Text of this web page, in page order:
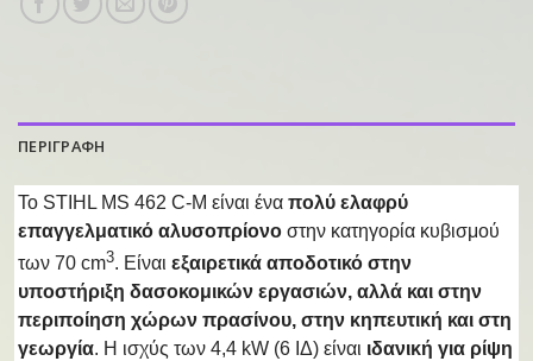
ΠΕΡΙΓΡΑΦΗ
Το STIHL MS 462 C-M είναι ένα πολύ ελαφρύ
επαγγελματικό αλυσοπρίονο στην κατηγορία κυβισμού
των 70 cm3. Είναι εξαιρετικά αποδοτικό στην
υποστήριξη δασοκομικών εργασιών, αλλά και στην
περιποίηση χώρων πρασίνου, στην κηπευτική και στη
γεωργία. Η ισχύς των 4,4 kW (6 ΙΔ) είναι ιδανική για ρίψη